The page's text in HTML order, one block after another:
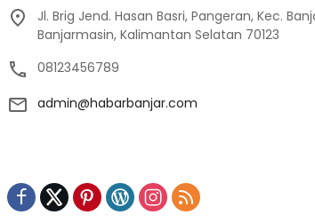
Jl. Brig Jend. Hasan Basri, Pangeran, Kec.
Banjarmasin, Kalimantan Selatan 70123
08123456789
admin@habarbanjar.com